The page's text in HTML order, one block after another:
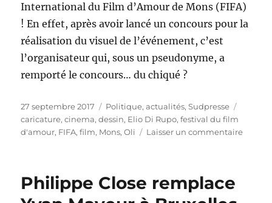
International du Film d’Amour de Mons (FIFA)
! En effet, après avoir lancé un concours pour la
réalisation du visuel de l’événement, c’est
l’organisateur qui, sous un pseudonyme, a
remporté le concours… du chiqué ?
Publié
le
27 septembre 2017 Catégories
Politique, actualités,Sudpresse
caricature,cinema,dessin, Elio Di Rupo,festival du film
d'amour, FIFA,film, Mons,Oli Laisser un commentairesur
Philippe Close remplace